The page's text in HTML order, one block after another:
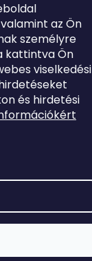
az Ön
személyre
kattintva Ön
viselkedési
és hirdetési
fenntartva.